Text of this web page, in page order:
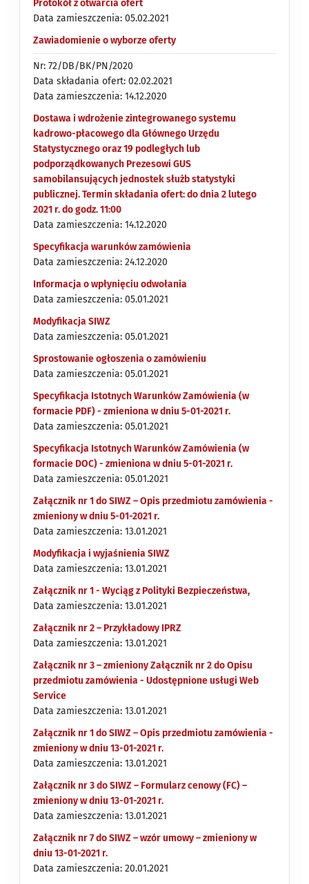
Protokół z otwarcia ofert
Data zamieszczenia: 05.02.2021
Zawiadomienie o wyborze oferty
Nr: 72/DB/BK/PN/2020
Data składania ofert: 02.02.2021
Data zamieszczenia: 14.12.2020
Dostawa i wdrożenie zintegrowanego systemu
kadrowo-płacowego dla Głównego Urzędu
Statystycznego oraz 19 podległych lub
podporządkowanych Prezesowi GUS
samobilansujących jednostek służb statystyki
publicznej. Termin składania ofert: do dnia 2 lutego
2021 r. do godz. 11:00
Data zamieszczenia: 14.12.2020
Specyfikacja warunków zamówienia
Data zamieszczenia: 24.12.2020
Informacja o wpłynięciu odwołania
Data zamieszczenia: 05.01.2021
Modyfikacja SIWZ
Data zamieszczenia: 05.01.2021
Sprostowanie ogłoszenia o zamówieniu
Data zamieszczenia: 05.01.2021
Specyfikacja Istotnych Warunków Zamówienia (w
formacie PDF) - zmieniona w dniu 5-01-2021 r.
Data zamieszczenia: 05.01.2021
Specyfikacja Istotnych Warunków Zamówienia (w
formacie DOC) - zmieniona w dniu 5-01-2021 r.
Data zamieszczenia: 05.01.2021
Załącznik nr 1 do SIWZ – Opis przedmiotu zamówienia -
zmieniony w dniu 5-01-2021 r.
Data zamieszczenia: 13.01.2021
Modyfikacja i wyjaśnienia SIWZ
Data zamieszczenia: 13.01.2021
Załącznik nr 1 - Wyciąg z Polityki Bezpieczeństwa,
Data zamieszczenia: 13.01.2021
Załącznik nr 2 – Przykładowy IPRZ
Data zamieszczenia: 13.01.2021
Załącznik nr 3 – zmieniony Załącznik nr 2 do Opisu
przedmiotu zamówienia - Udostępnione usługi Web
Service
Data zamieszczenia: 13.01.2021
Załącznik nr 1 do SIWZ – Opis przedmiotu zamówienia -
zmieniony w dniu 13-01-2021 r.
Data zamieszczenia: 13.01.2021
Załącznik nr 3 do SIWZ – Formularz cenowy (FC) –
zmieniony w dniu 13-01-2021 r.
Data zamieszczenia: 13.01.2021
Załącznik nr 7 do SIWZ – wzór umowy – zmieniony w
dniu 13-01-2021 r.
Data zamieszczenia: 20.01.2021